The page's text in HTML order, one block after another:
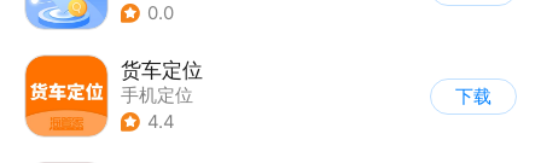
0.0
货车定位
手机定位
4.4
下载